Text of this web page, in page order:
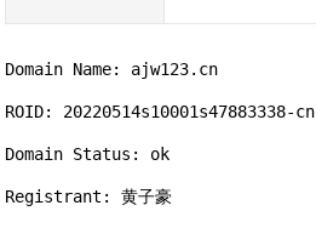
Domain Name: ajw123.cn
ROID: 20220514s10001s47883338-cn
Domain Status: ok
Registrant: 黄子豪